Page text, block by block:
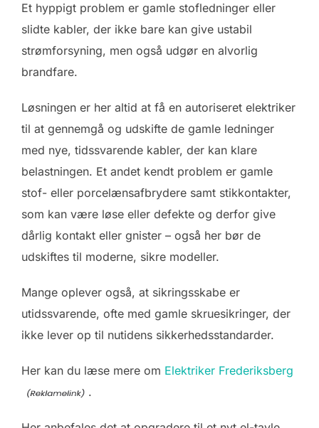
Et hyppigt problem er gamle stofledninger eller
slidte kabler, der ikke bare kan give ustabil
strømforsyning, men også udgør en alvorlig
brandfare.
Løsningen er her altid at få en autoriseret elektriker
til at gennemgå og udskifte de gamle ledninger
med nye, tidssvarende kabler, der kan klare
belastningen. Et andet kendt problem er gamle
stof- eller porcelænsafbrydere samt stikkontakter,
som kan være løse eller defekte og derfor give
dårlig kontakt eller gnister – også her bør de
udskiftes til moderne, sikre modeller.
Mange oplever også, at sikringsskabe er
utidssvarende, ofte med gamle skruesikringer, der
ikke lever op til nutidens sikkerhedsstandarder.
Her kan du læse mere om Elektriker Frederiksberg
.